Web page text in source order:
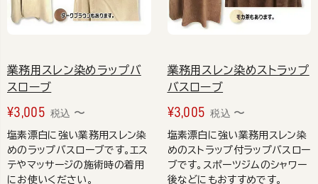
業務用スレン染めラップバ
スローブ
¥3,005 税込 〜
塩素漂白に強い業務用スレン染
めのラップバスローブです。エス
テやマッサージの施術時の着用
にお使いください。
業務用スレン染めストラップ
バスローブ
¥3,005 税込 〜
塩素漂白に強い業務用スレン染
めのストラップ付ラップバスロー
ブです。スポーツジムのシャワー
後などにもおすすめです。